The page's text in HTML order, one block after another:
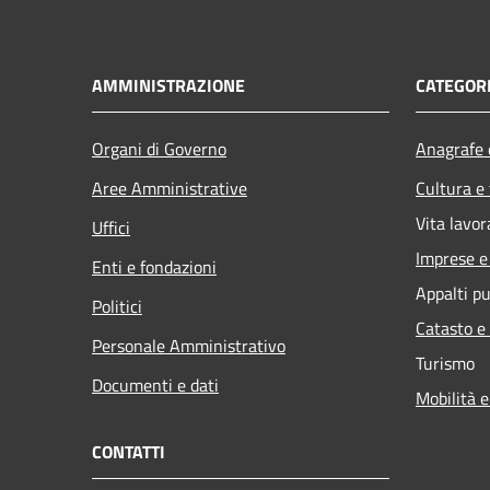
AMMINISTRAZIONE
Organi di Governo
Aree Amministrative
Uffici
Enti e fondazioni
Politici
Personale Amministrativo
Documenti e dati
Cultura
Vita
Imprese
Appalti
Catasto
Turismo
Mobilità
CONTATTI